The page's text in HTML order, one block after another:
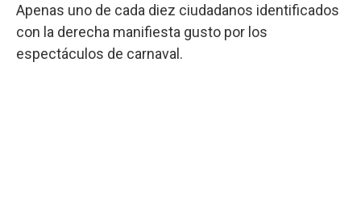
Apenas uno de cada diez ciudadanos identificados
con la derecha manifiesta gusto por los
espectáculos de carnaval.